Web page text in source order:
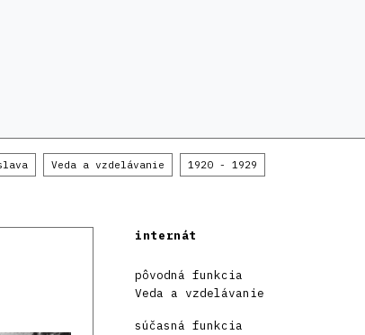
Veda a vzdelávanie 1920 - 1929
internát
pôvodná funkcia
Veda a vzdelávanie
súčasná funkcia